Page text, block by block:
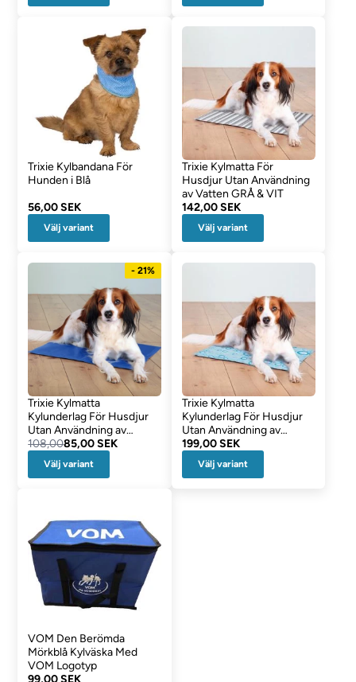
Trixie Kylbandana För
Hunden i Blå
56,00 SEK
Välj variant
Trixie Kylmatta För
Husdjur Utan Användning
av Vatten GRÅ & VIT
142,00 SEK
Välj variant
- 21%
Trixie Kylmatta
Kylunderlag För Husdjur
Utan Användning av
Vatten BLÅ
108,0085,00 SEK
Välj variant
Trixie Kylmatta
Kylunderlag För Husdjur
Utan Användning av
Vatten LJUSBLÅ
BUBBLOR
199,00 SEK
Välj variant
VOM Den Berömda
Mörkblå Kylväska Med
VOM Logotyp